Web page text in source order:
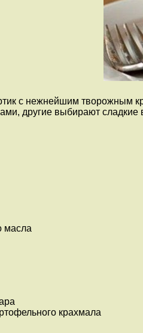
с нежнейшим творожным
другие выбирают
масла
крахмала